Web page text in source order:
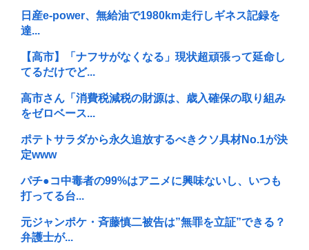
日産e-power、無給油で1980km走行しギネス記録を
達...
【高市】「ナフサがなくなる」現状超頑張って延命し
てるだけでど...
高市さん「消費税減税の財源は、歳入確保の取り組み
をゼロベース...
ポテトサラダから永久追放するべきクソ具材No.1が決
定www
パチ●コ中毒者の99%はアニメに興味ないし、いつも
打ってる台...
元ジャンポケ・斉藤慎二被告は”無罪を立証”できる？
弁護士が...